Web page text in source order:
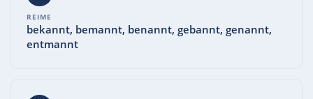
REIME
bekannt, bemannt, benannt, gebannt, genannt,
entmannt